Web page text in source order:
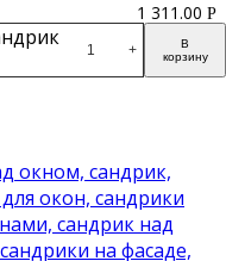
+
В
корзину
1 311.00 Р